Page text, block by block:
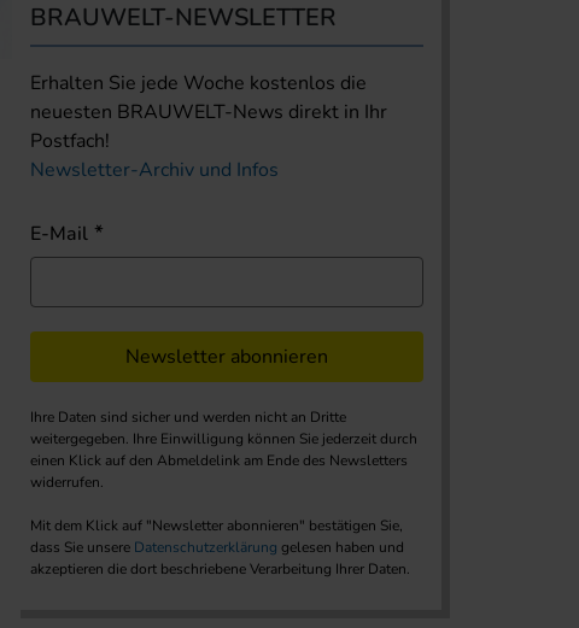
BRAUWELT-NEWSLETTER
Erhalten Sie jede Woche kostenlos die
neuesten BRAUWELT-News direkt in Ihr
Postfach!
Newsletter-Archiv und Infos
E-Mail
Newsletter abonnieren
Ihre Daten sind sicher und werden nicht an Dritte
weitergegeben. Ihre Einwilligung können Sie jederzeit durch
einen Klick auf den Abmeldelink am Ende des Newsletters
widerrufen.
Mit dem Klick auf "Newsletter abonnieren" bestätigen Sie,
dass Sie unsere Datenschutzerklärung gelesen haben und
akzeptieren die dort beschriebene Verarbeitung Ihrer Daten.